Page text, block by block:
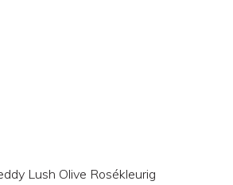
Lush Olive Rosékleurig